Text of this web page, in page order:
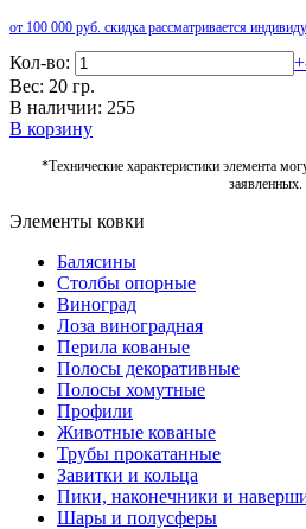
от 100 000 руб. скидка рассматривается
Кол-во: +
Вес: 20 гр.
В наличии: 255
В корзину
*Технические характеристики элемента
заявленных.
Элементы ковки
Балясины
Столбы опорные
Виноград
Лоза виноградная
Перила кованые
Полосы декоративные
Полосы хомутные
Профили
Животные кованые
Трубы прокатанные
Завитки и кольца
Пики, наконечники и
Шары и полусферы